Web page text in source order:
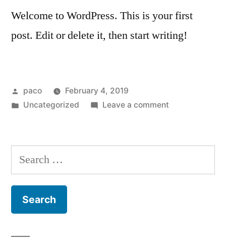
Welcome to WordPress. This is your first
post. Edit or delete it, then start writing!
Posted
by
paco
February 4, 2019
Posted
Uncategorized Leave a commenton
Search
for: